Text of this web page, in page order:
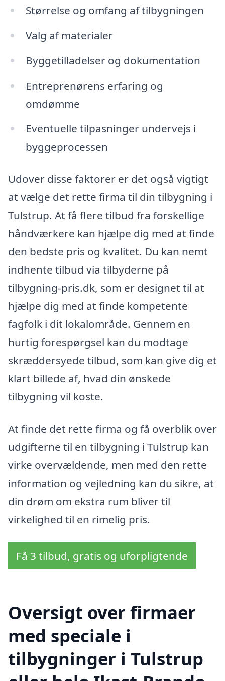
Størrelse og omfang af tilbygningen
Valg af materialer
Byggetilladelser og dokumentation
Entreprenørens erfaring og
omdømme
Eventuelle tilpasninger undervejs i
byggeprocessen
Udover disse faktorer er det også vigtigt
at vælge det rette firma til din tilbygning i
Tulstrup. At få flere tilbud fra forskellige
håndværkere kan hjælpe dig med at finde
den bedste pris og kvalitet. Du kan nemt
indhente tilbud via tilbyderne på
tilbygning-pris.dk, som er designet til at
hjælpe dig med at finde kompetente
fagfolk i dit lokalområde. Gennem en
hurtig forespørgsel kan du modtage
skræddersyede tilbud, som kan give dig et
klart billede af, hvad din ønskede
tilbygning vil koste.
At finde det rette firma og få overblik over
udgifterne til en tilbygning i Tulstrup kan
virke overvældende, men med den rette
information og vejledning kan du sikre, at
din drøm om ekstra rum bliver til
virkelighed til en rimelig pris.
Få 3 tilbud, gratis og uforpligtende
Oversigt over firmaer
med speciale i
tilbygninger i Tulstrup